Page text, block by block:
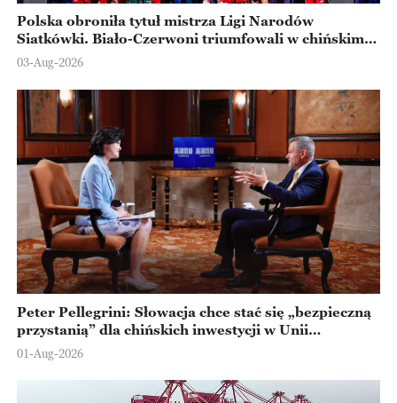
Polska obroniła tytuł mistrza Ligi Narodów
Siatkówki. Biało-Czerwoni triumfowali w chińskim
Ningbo
03-Aug-2026
Peter Pellegrini: Słowacja chce stać się „bezpieczną
przystanią” dla chińskich inwestycji w Unii
Europejskiej
01-Aug-2026